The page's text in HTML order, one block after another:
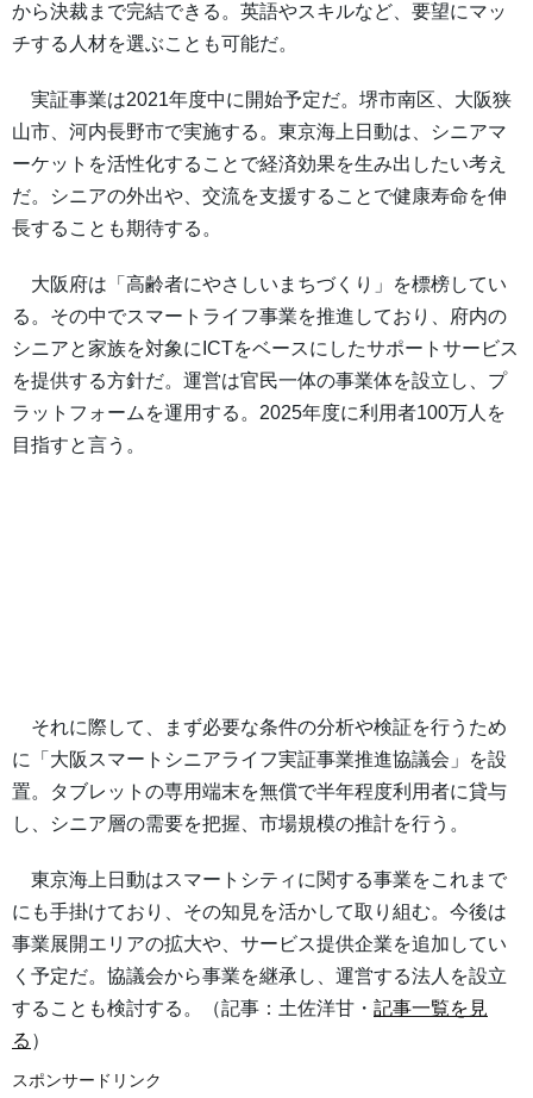
から決裁まで完結できる。英語やスキルなど、要望にマッ
チする人材を選ぶことも可能だ。
実証事業は2021年度中に開始予定だ。堺市南区、大阪狭
山市、河内長野市で実施する。東京海上日動は、シニアマ
ーケットを活性化することで経済効果を生み出したい考え
だ。シニアの外出や、交流を支援することで健康寿命を伸
長することも期待する。
大阪府は「高齢者にやさしいまちづくり」を標榜してい
る。その中でスマートライフ事業を推進しており、府内の
シニアと家族を対象にICTをベースにしたサポートサービス
を提供する方針だ。運営は官民一体の事業体を設立し、プ
ラットフォームを運用する。2025年度に利用者100万人を
目指すと言う。
それに際して、まず必要な条件の分析や検証を行うため
に「大阪スマートシニアライフ実証事業推進協議会」を設
置。タブレットの専用端末を無償で半年程度利用者に貸与
し、シニア層の需要を把握、市場規模の推計を行う。
東京海上日動はスマートシティに関する事業をこれまで
にも手掛けており、その知見を活かして取り組む。今後は
事業展開エリアの拡大や、サービス提供企業を追加してい
く予定だ。協議会から事業を継承し、運営する法人を設立
することも検討する。（記事：土佐洋甘・ 記事一覧を見
る ）
スポンサードリンク